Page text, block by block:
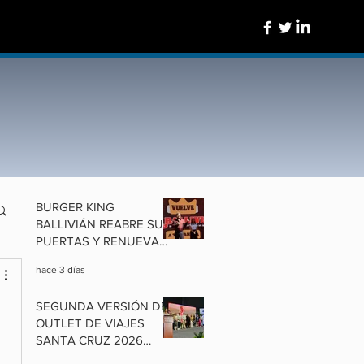
BURGER KING
BALLIVIÁN REABRE SUS
PUERTAS Y RENUEVA
COCHABAMBA
hace 3 días
SEGUNDA VERSIÓN DEL
OUTLET DE VIAJES
SANTA CRUZ 2026